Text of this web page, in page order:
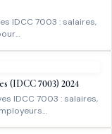
IDCC 7003 : salaires,
(IDCC 7003) 2024
IDCC 7003 : salaires,